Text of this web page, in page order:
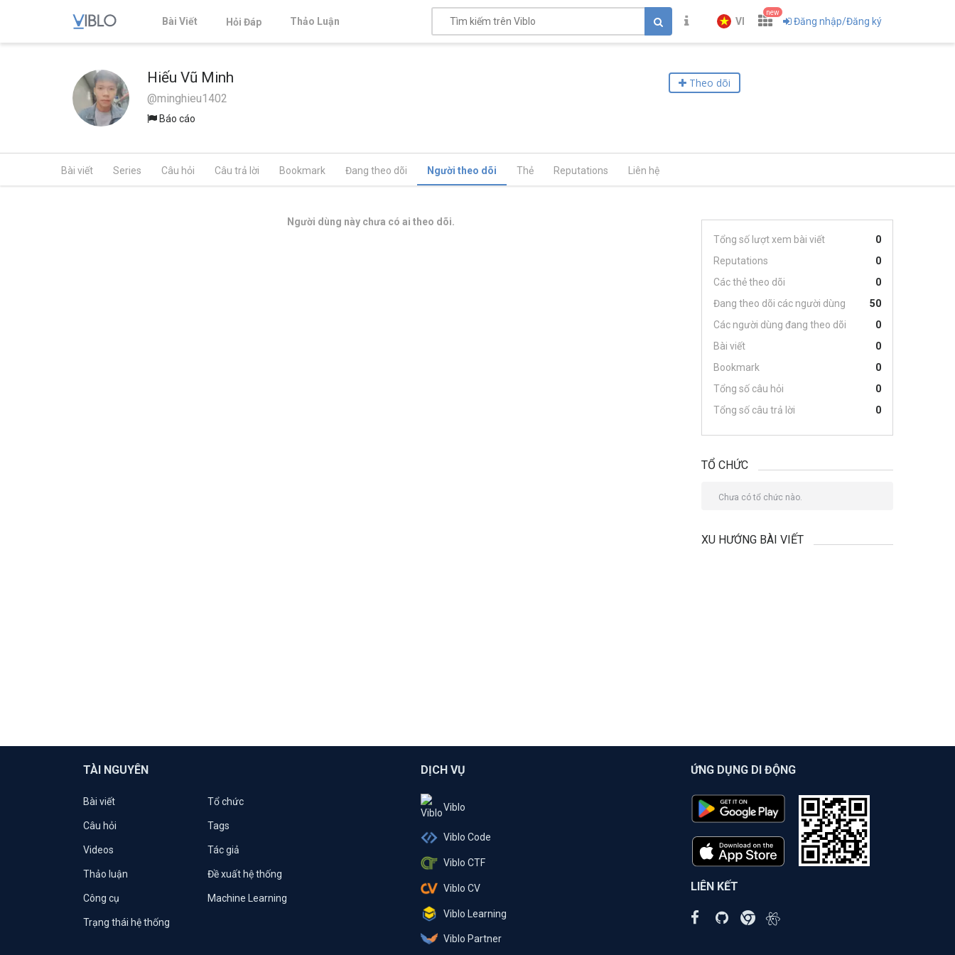
Bài Viết Hỏi Đáp Thảo Luận VI
new
Đăng nhập/Đăng ký
Hiếu Vũ Minh
@minghieu1402
Báo cáo
Theo dõi
Bài viết Series Câu hỏi Câu trả lời Bookmark Đang theo dõi Người theo dõi Thẻ Reputations Liên hệ
Người dùng này chưa có ai theo dõi.
Tổng số lượt xem bài viết
0
Reputations
0
Các thẻ theo dõi
0
Đang theo dõi các người dùng
50
Các người dùng đang theo dõi
0
Bài viết
0
Bookmark
0
Tổng số câu hỏi
0
Tổng số câu trả lời
0
TỔ CHỨC
Chưa có tổ chức nào.
XU HƯỚNG BÀI VIẾT
TÀI NGUYÊN
Bài viết Tổ chức
Câu hỏi Tags
Videos Tác giả
Thảo luận Đề xuất hệ thống
Công cụ Machine Learning
Trạng thái hệ thống
DỊCH VỤ
Viblo
Viblo Code
Viblo CTF
Viblo CV
Viblo Learning
Viblo Partner
ỨNG DỤNG DI ĐỘNG
LIÊN KẾT